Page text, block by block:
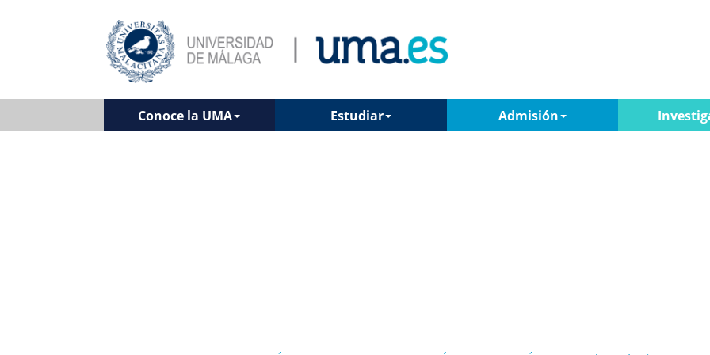
Conoce la UMA Estudiar Admisión